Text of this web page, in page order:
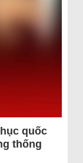
quốc
thống